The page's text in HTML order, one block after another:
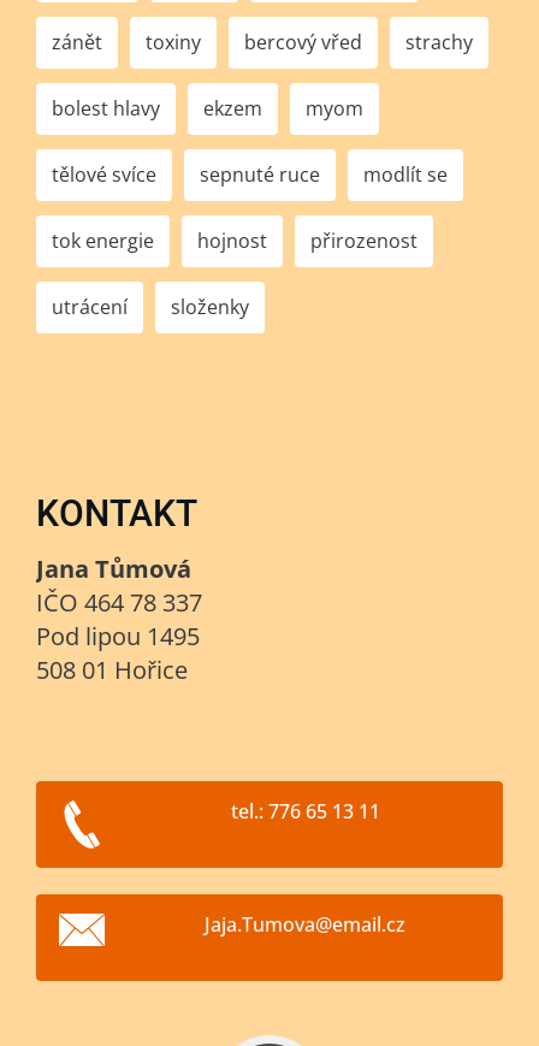
zánět toxiny bercový vřed strachy
bolest hlavy ekzem myom
tělové svíce sepnuté ruce modlít se
tok energie hojnost přirozenost
utrácení složenky
KONTAKT
Jana Tůmová
IČO 464 78 337
Pod lipou 1495
508 01 Hořice
tel.: 776 65 13 11
Jaja.Tumova@email.cz